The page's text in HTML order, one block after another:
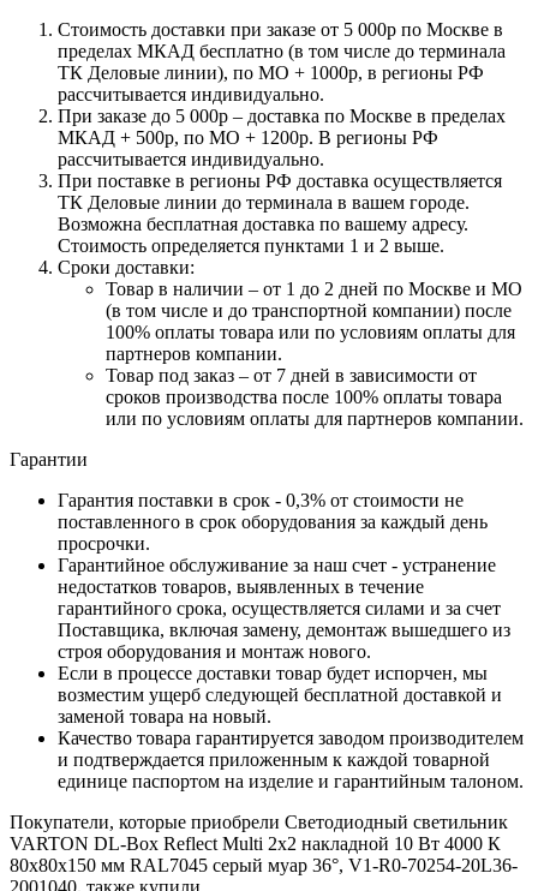
Стоимость доставки при заказе от 5 000р по Москве в
пределах МКАД бесплатно (в том числе до терминала
ТК Деловые линии), по МО + 1000р, в регионы РФ
рассчитывается индивидуально.
При заказе до 5 000р – доставка по Москве в пределах
МКАД + 500р, по МО + 1200р. В регионы РФ
рассчитывается индивидуально.
При поставке в регионы РФ доставка осуществляется
ТК Деловые линии до терминала в вашем городе.
Возможна бесплатная доставка по вашему адресу.
Стоимость определяется пунктами 1 и 2 выше.
Сроки доставки:
Товар в наличии – от 1 до 2 дней по Москве и МО
(в том числе и до транспортной компании) после
100% оплаты товара или по условиям оплаты для
партнеров компании.
Товар под заказ – от 7 дней в зависимости от
сроков производства после 100% оплаты товара
или по условиям оплаты для партнеров компании.
Гарантии
Гарантия поставки в срок - 0,3% от стоимости не
поставленного в срок оборудования за каждый день
просрочки.
Гарантийное обслуживание за наш счет - устранение
недостатков товаров, выявленных в течение
гарантийного срока, осуществляется силами и за счет
Поставщика, включая замену, демонтаж вышедшего из
строя оборудования и монтаж нового.
Если в процессе доставки товар будет испорчен, мы
возместим ущерб следующей бесплатной доставкой и
заменой товара на новый.
Качество товара гарантируется заводом производителем
и подтверждается приложенным к каждой товарной
единице паспортом на изделие и гарантийным талоном.
Покупатели, которые приобрели Светодиодный светильник
VARTON DL-Box Reflect Multi 2x2 накладной 10 Вт 4000 К
80х80х150 мм RAL7045 серый муар 36°, V1-R0-70254-20L36-
2001040, также купили